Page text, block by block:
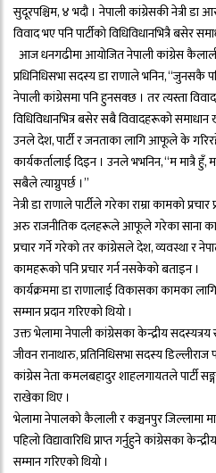
सुदूरपश्चिम, ४ भदौ । नेपाली कांग्रेसकी नेत्री डा
विवाद भए पनि पार्टीको विधिविधानभित्रै बसेर
आज धनगढीमा आयोजित नेपाली कांग्रेस
प्रधिनिधिसभा सदस्य डा राणाले भनिन, “जुनसकै
नेपाली कांग्रेसमा पनि हुनसक्छ । तर त्यस्ता
विधिविधानभित्र बसेर सबै विवादहरूको समाधान
उनले देश, पार्टी र जनताका लागि आफूले के
कार्यकर्तालाई दिइन । उनले भभनिन, “म मात्रै हुँ,
सबैले त्याग्नुपर्छ ।”
नेत्री डा राणाले पार्टीले गरेका राम्रा कामको
अरु राजनीतिक दलहरूले आफूले गरेका साना
प्रचार गर्ने गरेको तर कांग्रेसले देश, व्यवस्था र
कामहरूको पनि प्रचार गर्न नसकेको बताइन ।
कार्यक्रममा डा राणालाई विकासका कामका
सम्मान प्रदान गरिएको थियो ।
उक्त भेलामा नेपाली कांग्रेसका केन्द्रीय
जीवन रानाथारु, प्रतिनिधिसभा सदस्य
कांग्रेस नेता कमलबहादुर शाहलगायतले पार्टी
राखेका थिए ।
भेलामा नेपालको कैलाली र कञ्चनपुर जिल्लामा
पहिलो विद्यावारिधि प्राप्त गर्नुहुने कांग्रेसका
सम्मान गरिएको थियो ।